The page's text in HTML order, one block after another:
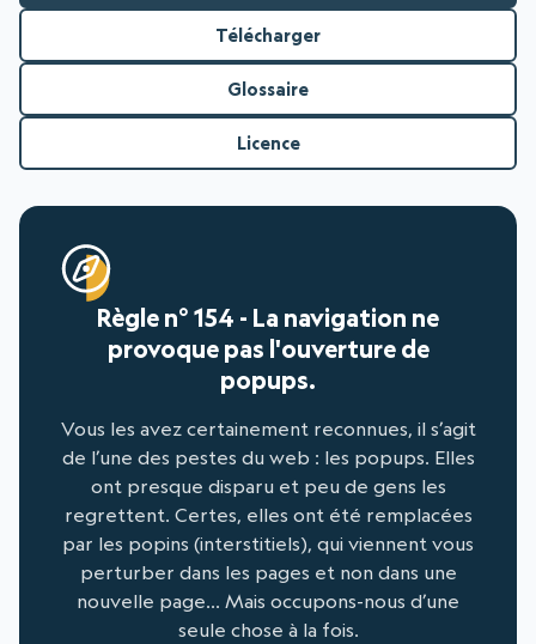
Télécharger
Glossaire
Licence
Règle n° 154 - La navigation ne
provoque pas l'ouverture de
popups.
Vous les avez certainement reconnues, il s’agit
de l’une des pestes du web : les popups. Elles
ont presque disparu et peu de gens les
regrettent. Certes, elles ont été remplacées
par les popins (interstitiels), qui viennent vous
perturber dans les pages et non dans une
nouvelle page… Mais occupons-nous d’une
seule chose à la fois.